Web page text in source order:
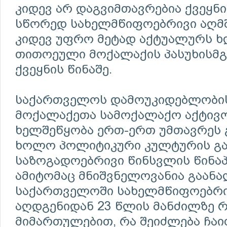
კიდევ არ დაგვიმთავრებია
სწორედ სახელმწიფოებრივი
კიდევ უფრო მეტად აქტუალურს
თითოეული მოქალაქის
ქვეყნის წინაშე.
საქართველოს
მოქალაქეთა სამოქალაქო
ხელშეწყობა ერთ-ერთ უმთავრეს
ხოლო პოლიტიკური კულტურის
საზოგადოებრივი წინსვლის
ამიტომაც მნიშვნელოვანია
საქართველოში
აღდგენიდან 23 წლის მანძილზე
მიმართულებით, რა შეიძლება